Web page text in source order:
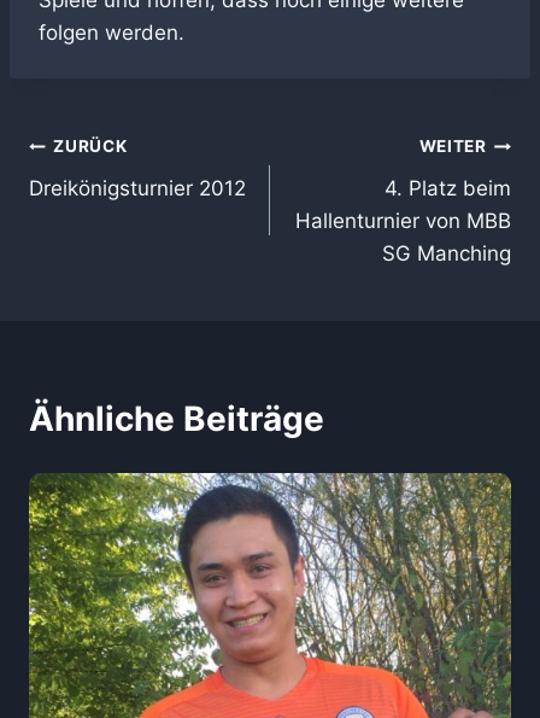
folgen werden.
Beitragsnavigation
ZURÜCK
Dreikönigsturnier 2012
WEITER
4. Platz beim
Hallenturnier von MBB
SG Manching
Ähnliche Beiträge